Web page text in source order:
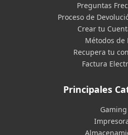
Preguntas
Proceso de
Crear tu
Métodos de
Recupera tu
Factura
Principales
Gaming